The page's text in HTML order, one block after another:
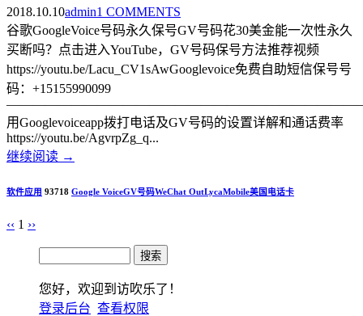
2018.10.10admin1 COMMENTS
谷歌GoogleVoice号码永久保号GV号码花30美金能一次性永久
买断吗？点击进入YouTube，GV号码保号方法推荐视频
https://youtu.be/Lacu_CV1sAwGooglevoice免费自助短信保号号
码：+15155990099
用Googlevoiceapp拨打电话及GV号码的设置详解和通话费率
https://youtu.be/AgvrpZg_q...
继续阅读 →
软件应用 93718 Google VoiceGV号码WeChat OutLycaMobile美国电话卡
‹‹ 1 ››
您好，欢迎到访吹乐了！
登录后台 查看权限